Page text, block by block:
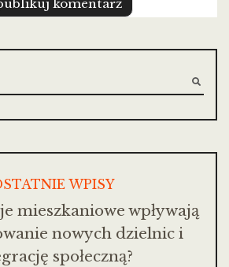
WPISY
mieszkaniowe wpływają
nowych dzielnic i
społeczną?